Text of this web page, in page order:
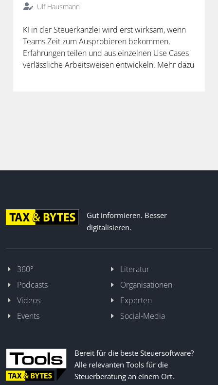
Ulf Hausmann
KI in der Steuerkanzlei wird erst wirksam, wenn
Teams Zeit zum Ausprobieren bekommen,
Erfahrungen teilen und aus einzelnen Use Cases
verlässliche Arbeitsweisen entwickeln. Mehr dazu
Gut informieren. Besser
digitalisieren.
360°
Literatur
Podcasts
Organisationen
Videos
Experten
Events
Social-Media
Bereit für die beste Steuersoftware?
Alle relevanten Tools für die
Steuerberatung an einem Ort.